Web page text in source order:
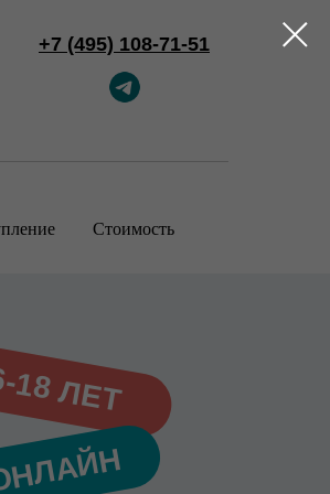
+7 (495) 108-71-51
Стоимость
ЛЕТ